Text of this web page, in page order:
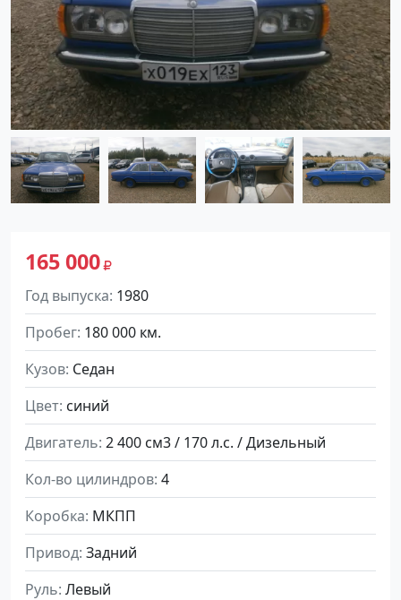
165 000
Год выпуска 1980
Пробег 180 000 км.
Кузов Седан
Цвет синий
Двигатель 2 400 см3 / 170 л.с. / Дизельный
Кол-во цилиндров 4
Коробка МКПП
Привод Задний
Руль Левый